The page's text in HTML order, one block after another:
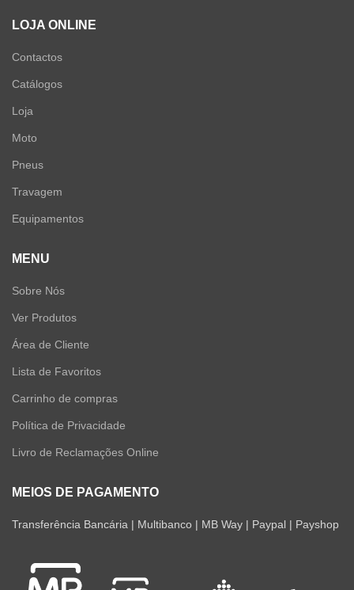
LOJA ONLINE
Contactos
Catálogos
Loja
Moto
Pneus
Travagem
Equipamentos
MENU
Sobre Nós
Ver Produtos
Área de Cliente
Lista de Favoritos
Carrinho de compras
Política de Privacidade
Livro de Reclamações Online
MEIOS DE PAGAMENTO
Transferência Bancária | Multibanco | MB Way | Paypal | Payshop